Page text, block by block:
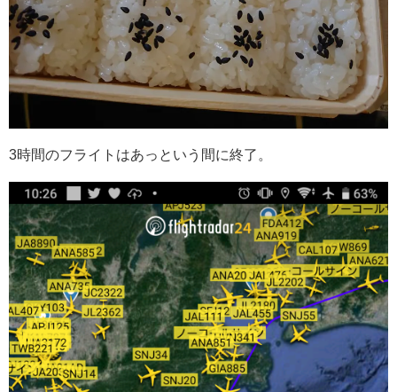
3時間のフライトはあっという間に終了。